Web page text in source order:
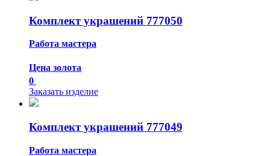
Комплект украшений 777050
Работа мастера
Цена золота
0
Заказать изделие
Комплект украшений 777049
Работа мастера